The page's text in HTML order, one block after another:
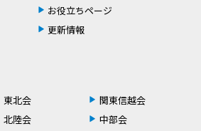
お役立ちページ
更新情報
東北会
関東信越会
北陸会
中部会